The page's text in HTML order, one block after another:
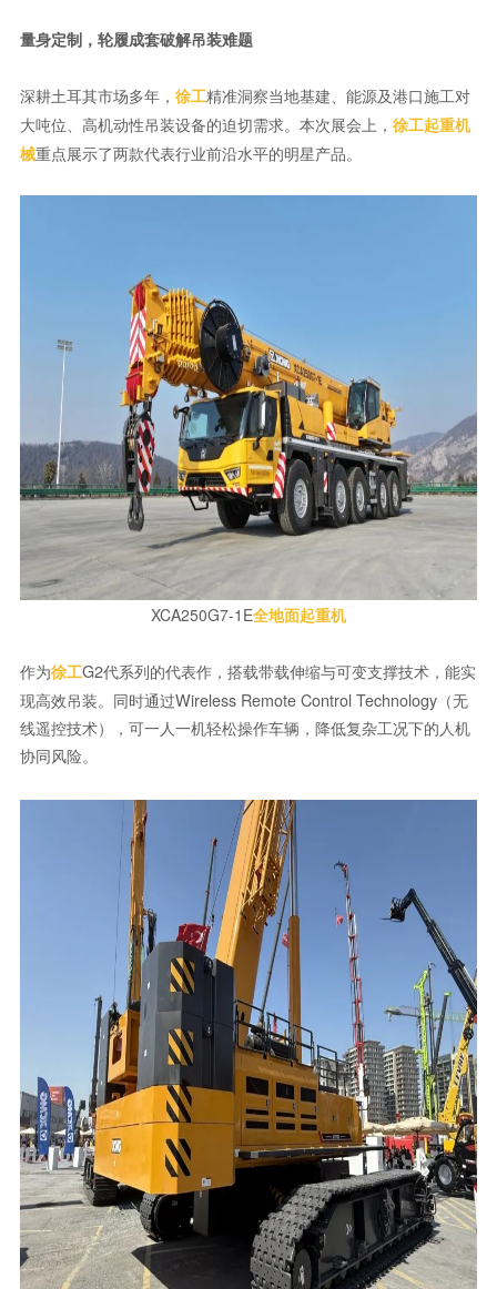
量身定制，轮履成套破解吊装难题
深耕土耳其市场多年， 徐工精准洞察当地基建、能源及港口施工对
大吨位、高机动性吊装设备的迫切需求。本次展会上， 徐工起重机
械重点展示了两款代表行业前沿水平的明星产品。
XCA250G7-1E全地面起重机
作为徐工G2代系列的代表作，搭载带载伸缩与可变支撑技术，能实
现高效吊装。同时通过Wireless Remote Control Technology（无
线遥控技术），可一人一机轻松操作车辆，降低复杂工况下的人机
协同风险。